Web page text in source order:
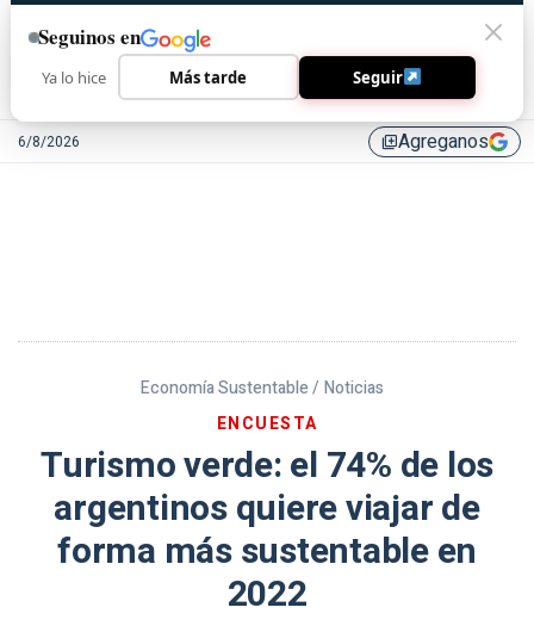
6/8/2026 library_addAgreganos
Economía Sustentable / Noticias
ENCUESTA
Turismo verde: el 74% de los
argentinos quiere viajar de
forma más sustentable en
2022
Seguinos en
Ya lo hice Más tarde Seguir